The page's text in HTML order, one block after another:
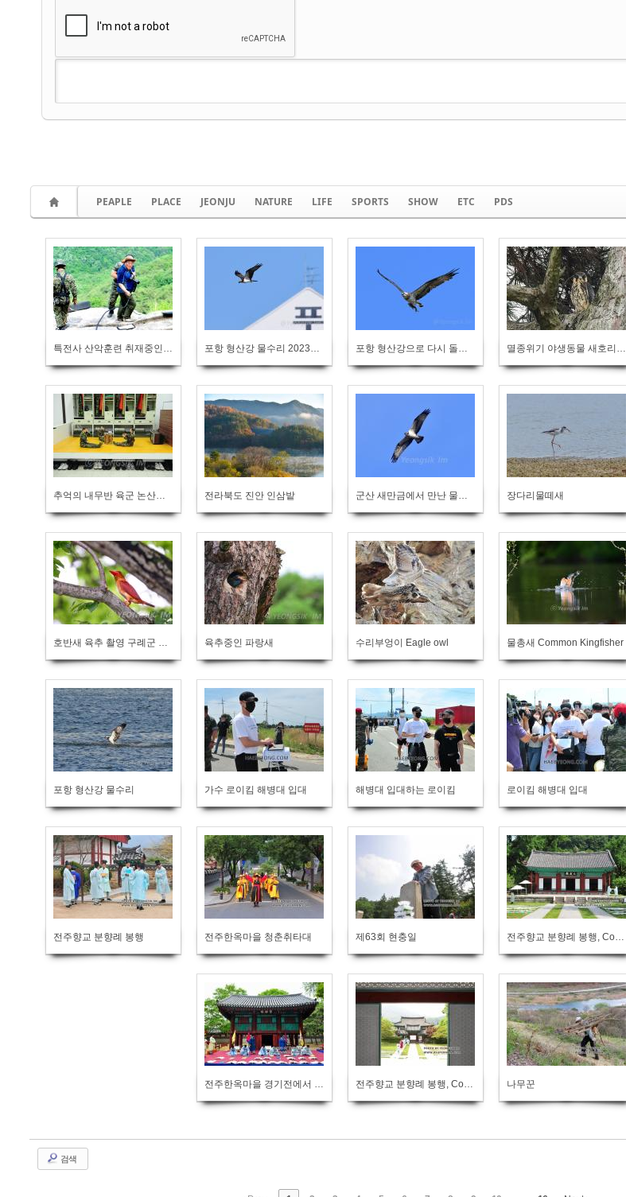
PEAPLE PLACE JEONJU NATURE LIFE SPORTS SHOW ETC PDS
특전사 산악훈련 취재중인 임영식기자 포항 형산강 물수리 2023년 10월 10일 포항 형산강으로 다시 돌아온 물수리 멸종위기 야생동물 새호리기(새홀리기) 육추
추억의 내무반 육군 논산훈련소 입영심사대 전라북도 진안 인삼밭 군산 새만금에서 만난 물수리 장다리물떼새
호반새 육추 촬영 구례군 산동면 육추중인 파랑새 수리부엉이 Eagle owl 물총새 Common Kingfisher
포항 형산강 물수리 가수 로이킴 해병대 입대 해병대 입대하는 로이킴 로이킴 해병대 입대
전주향교 분향례 봉행 전주한옥마을 청춘취타대 제63회 현충일 전주향교 분향례 봉행, Confucian rite
전주한옥마을 경기전에서 조선왕조실록 포쇄 재현 행사 열려 전주향교 분향례 봉행, Confucian rite 나무꾼
검색